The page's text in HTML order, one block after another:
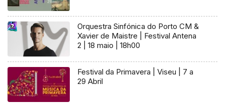
Orquestra Sinfónica do Porto CM &
Xavier de Maistre | Festival Antena
2 | 18 maio | 18h00
Festival da Primavera | Viseu | 7 a
29 Abril